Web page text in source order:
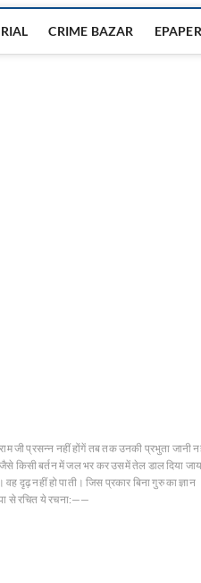
CRIME BAZAR
जी प्रसन्न नहीं होंगें तब तक उनकी प्रभुता जानी
जैसे किसी बर्तन में जल भर कर उसमें तेल डाल दिया
दृढ़ नहीं हो पाती। जिस प्रकार बिना गुरु का ज्ञान
से रचित ये रचना:——